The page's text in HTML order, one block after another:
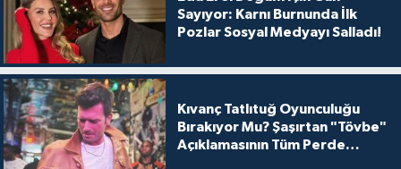
Sayıyor: Karnı Burnunda İlk
Pozlar Sosyal Medyayı Salladı!
Kıvanç Tatlıtuğ Oyunculuğu
Bırakıyor Mu? Şaşırtan "Tövbe"
Açıklamasının Tüm Perde